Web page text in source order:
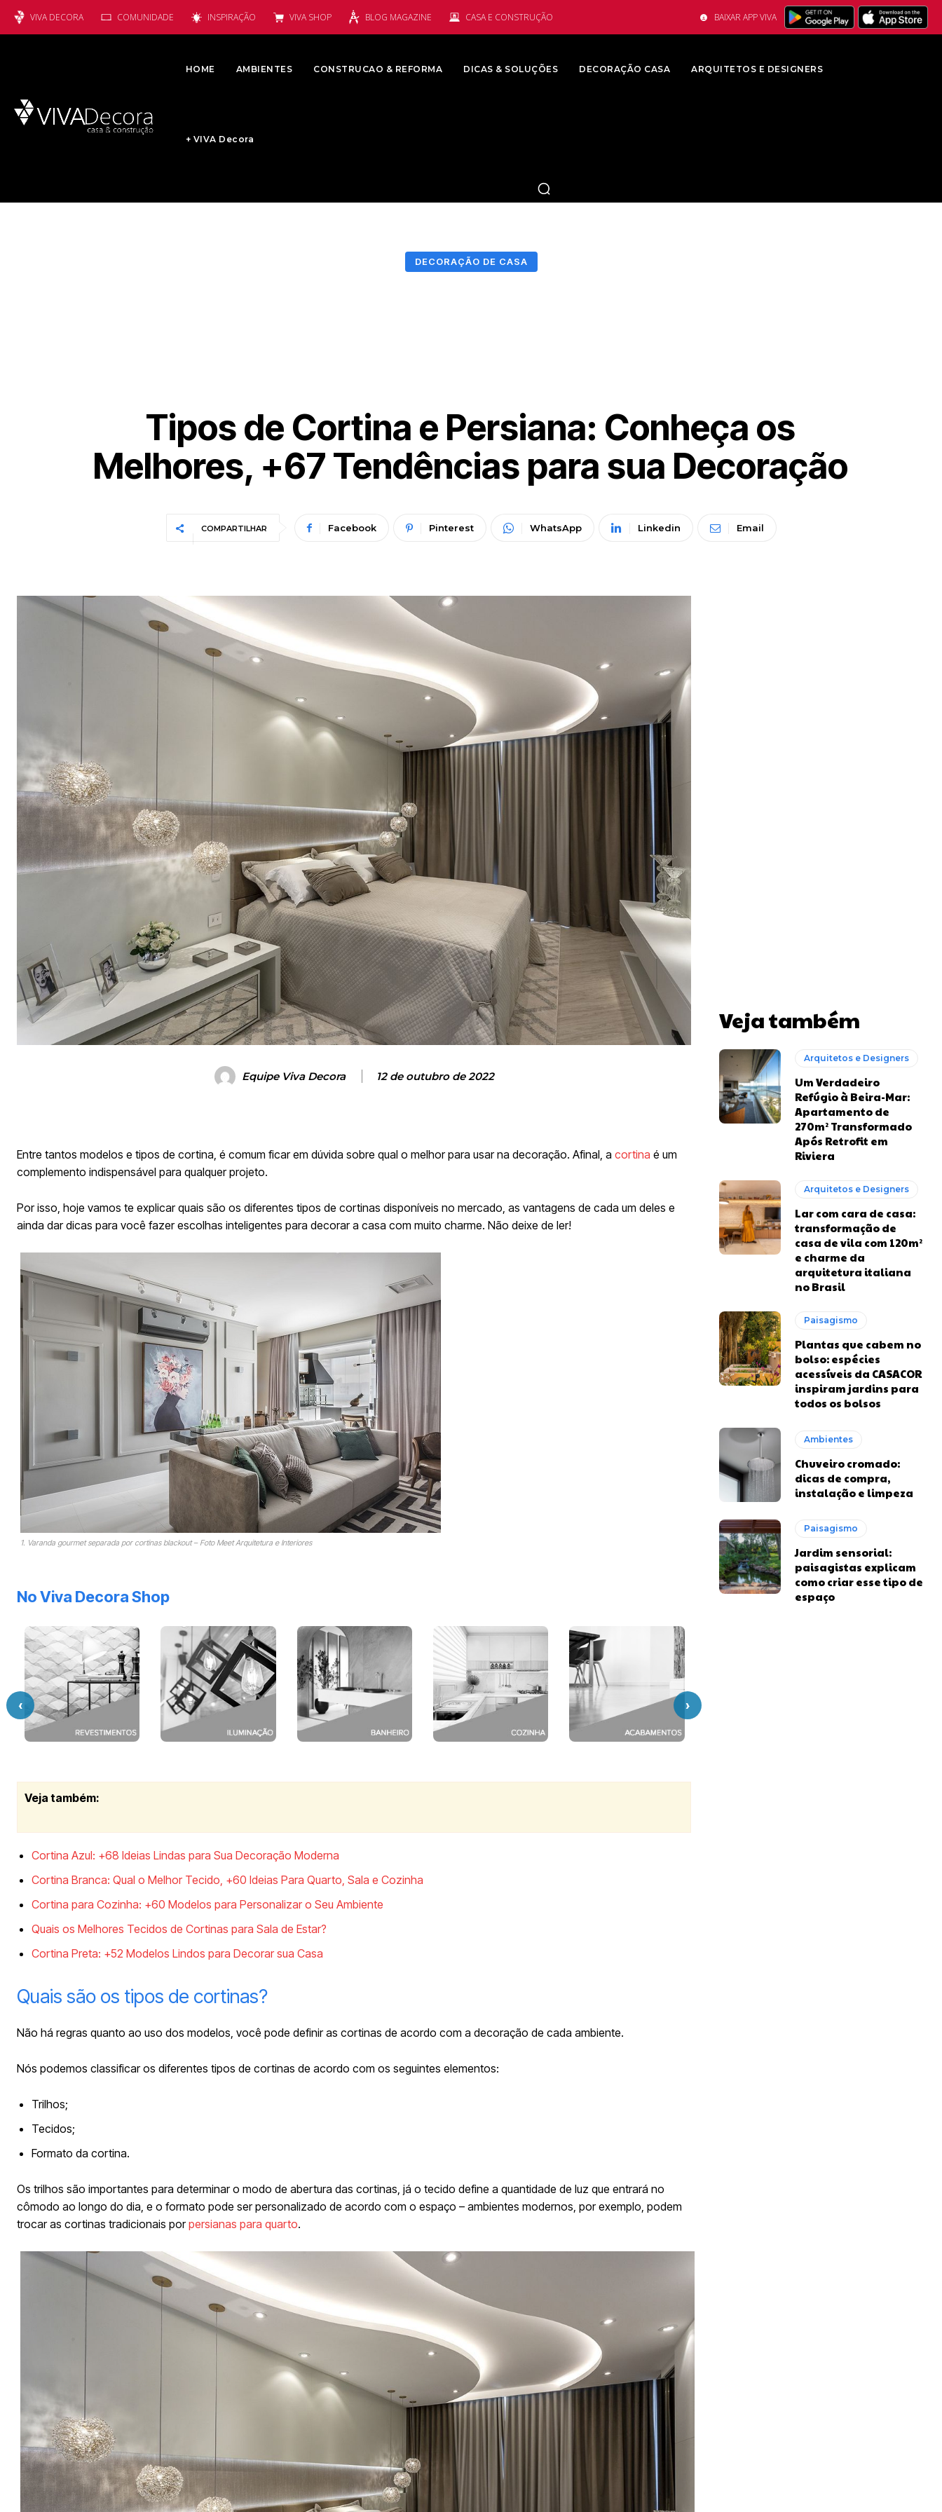
VIVA DECORA COMUNIDADE INSPIRAÇÃO VIVA SHOP BLOG MAGAZINE CASA E CONSTRUÇÃO BAIXAR APP VIVA
HOME AMBIENTES CONSTRUCAO & REFORMA DICAS & SOLUÇÕES DECORAÇÃO CASA ARQUITETOS E DESIGNERS
+ VIVA Decora
DECORAÇÃO DE CASA
Tipos de Cortina e Persiana: Conheça os
Melhores, +67 Tendências para sua Decoração
COMPARTILHAR Facebook Pinterest WhatsApp Linkedin Email
Equipe Viva Decora 12 de outubro de 2022
Entre tantos modelos e tipos de cortina, é comum ficar em dúvida sobre qual o melhor para usar na decoração. Afinal, a cortina é um
complemento indispensável para qualquer projeto.
Por isso, hoje vamos te explicar quais são os diferentes tipos de cortinas disponíveis no mercado, as vantagens de cada um deles e
ainda dar dicas para você fazer escolhas inteligentes para decorar a casa com muito charme. Não deixe de ler!
1. Varanda gourmet separada por cortinas blackout – Foto Meet Arquitetura e Interiores
No Viva Decora Shop
‹ ›
Veja também:
Cortina Azul: +68 Ideias Lindas para Sua Decoração Moderna
Cortina Branca: Qual o Melhor Tecido, +60 Ideias Para Quarto, Sala e Cozinha
Cortina para Cozinha: +60 Modelos para Personalizar o Seu Ambiente
Quais os Melhores Tecidos de Cortinas para Sala de Estar?
Cortina Preta: +52 Modelos Lindos para Decorar sua Casa
Quais são os tipos de cortinas?
Não há regras quanto ao uso dos modelos, você pode definir as cortinas de acordo com a decoração de cada ambiente.
Nós podemos classificar os diferentes tipos de cortinas de acordo com os seguintes elementos:
Trilhos;
Tecidos;
Formato da cortina.
Os trilhos são importantes para determinar o modo de abertura das cortinas, já o tecido define a quantidade de luz que entrará no
cômodo ao longo do dia, e o formato pode ser personalizado de acordo com o espaço – ambientes modernos, por exemplo, podem
trocar as cortinas tradicionais porpersianas para quarto.
Veja também
Arquitetos e Designers
Um Verdadeiro
Refúgio à Beira-Mar:
Apartamento de
270m² Transformado
Após Retrofit em
Riviera
Arquitetos e Designers
Lar com cara de casa:
transformação de
casa de vila com 120m²
e charme da
arquitetura italiana
no Brasil
Paisagismo
Plantas que cabem no
bolso: espécies
acessíveis da CASACOR
inspiram jardins para
todos os bolsos
Ambientes
Chuveiro cromado:
dicas de compra,
instalação e limpeza
Paisagismo
Jardim sensorial:
paisagistas explicam
como criar esse tipo de
espaço